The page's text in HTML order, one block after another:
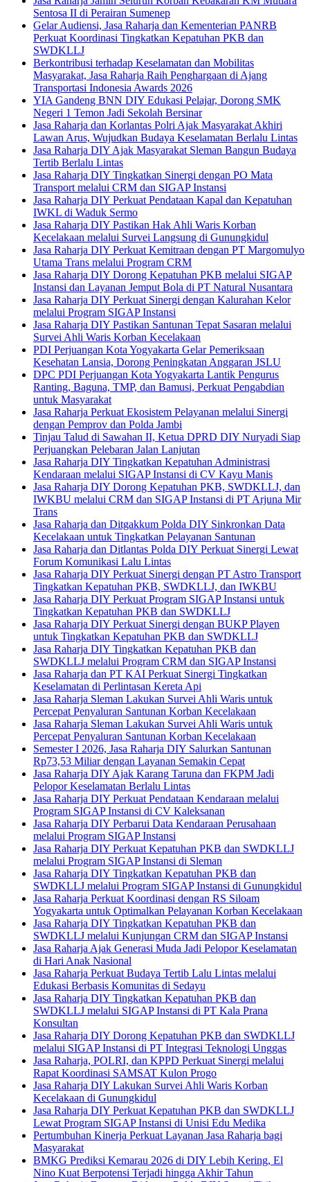
Sentosa II di Perairan Sumenep
Gelar Audiensi, Jasa Raharja dan Kementerian PANRB
Perkuat Koordinasi Tingkatkan Kepatuhan PKB dan
SWDKLLJ
Berkontribusi terhadap Keselamatan dan Mobilitas
Masyarakat, Jasa Raharja Raih Penghargaan di Ajang
Transportasi Indonesia Awards 2026
YIA Gandeng BNN DIY Edukasi Pelajar, Dorong SMK
Negeri 1 Temon Jadi Sekolah Bersinar
Jasa Raharja dan Korlantas Polri Ajak Masyarakat Akhiri
Lawan Arus, Wujudkan Budaya Keselamatan Berlalu Lintas
Jasa Raharja DIY Ajak Masyarakat Sleman Bangun Budaya
Tertib Berlalu Lintas
Jasa Raharja DIY Tingkatkan Sinergi dengan PO Mata
Transport melalui CRM dan SIGAP Instansi
Jasa Raharja DIY Perkuat Pendataan Kapal dan Kepatuhan
IWKL di Waduk Sermo
Jasa Raharja DIY Pastikan Hak Ahli Waris Korban
Kecelakaan melalui Survei Langsung di Gunungkidul
Jasa Raharja DIY Perkuat Kemitraan dengan PT Margomulyo
Utama Trans melalui Program CRM
Jasa Raharja DIY Dorong Kepatuhan PKB melalui SIGAP
Instansi dan Layanan Jemput Bola di PT Natural Nusantara
Jasa Raharja DIY Perkuat Sinergi dengan Kalurahan Kelor
melalui Program SIGAP Instansi
Jasa Raharja DIY Pastikan Santunan Tepat Sasaran melalui
Survei Ahli Waris Korban Kecelakaan
PDI Perjuangan Kota Yogyakarta Gelar Pemeriksaan
Kesehatan Lansia, Dorong Peningkatan Anggaran JSLU
DPC PDI Perjuangan Kota Yogyakarta Lantik Pengurus
Ranting, Baguna, TMP, dan Bamusi, Perkuat Pengabdian
untuk Masyarakat
Jasa Raharja Perkuat Ekosistem Pelayanan melalui Sinergi
dengan Pemprov dan Polda Jambi
Tinjau Talud di Sawahan II, Ketua DPRD DIY Nuryadi Siap
Perjuangkan Pelebaran Jalan Lanjutan
Jasa Raharja DIY Tingkatkan Kepatuhan Administrasi
Kendaraan melalui SIGAP Instansi di CV Kayu Manis
Jasa Raharja DIY Dorong Kepatuhan PKB, SWDKLLJ, dan
IWKBU melalui CRM dan SIGAP Instansi di PT Arjuna Mir
Trans
Jasa Raharja dan Ditgakkum Polda DIY Sinkronkan Data
Kecelakaan untuk Tingkatkan Pelayanan Santunan
Jasa Raharja dan Ditlantas Polda DIY Perkuat Sinergi Lewat
Forum Komunikasi Lalu Lintas
Jasa Raharja DIY Perkuat Sinergi dengan PT Astro Transport
Tingkatkan Kepatuhan PKB, SWDKLLJ, dan IWKBU
Jasa Raharja DIY Perkuat Program SIGAP Instansi untuk
Tingkatkan Kepatuhan PKB dan SWDKLLJ
Jasa Raharja DIY Perkuat Sinergi dengan BUKP Playen
untuk Tingkatkan Kepatuhan PKB dan SWDKLLJ
Jasa Raharja DIY Tingkatkan Kepatuhan PKB dan
SWDKLLJ melalui Program CRM dan SIGAP Instansi
Jasa Raharja dan PT KAI Perkuat Sinergi Tingkatkan
Keselamatan di Perlintasan Kereta Api
Jasa Raharja Sleman Lakukan Survei Ahli Waris untuk
Percepat Penyaluran Santunan Korban Kecelakaan
Jasa Raharja Sleman Lakukan Survei Ahli Waris untuk
Percepat Penyaluran Santunan Korban Kecelakaan
Semester I 2026, Jasa Raharja DIY Salurkan Santunan
Rp73,53 Miliar dengan Layanan Semakin Cepat
Jasa Raharja DIY Ajak Karang Taruna dan FKPM Jadi
Pelopor Keselamatan Berlalu Lintas
Jasa Raharja DIY Perkuat Pendataan Kendaraan melalui
Program SIGAP Instansi di CV Kaleksanan
Jasa Raharja DIY Perbarui Data Kendaraan Perusahaan
melalui Program SIGAP Instansi
Jasa Raharja DIY Perkuat Kepatuhan PKB dan SWDKLLJ
melalui Program SIGAP Instansi di Sleman
Jasa Raharja DIY Tingkatkan Kepatuhan PKB dan
SWDKLLJ melalui Program SIGAP Instansi di Gunungkidul
Jasa Raharja Perkuat Koordinasi dengan RS Siloam
Yogyakarta untuk Optimalkan Pelayanan Korban Kecelakaan
Jasa Raharja DIY Tingkatkan Kepatuhan PKB dan
SWDKLLJ melalui Kunjungan CRM dan SIGAP Instansi
Jasa Raharja Ajak Generasi Muda Jadi Pelopor Keselamatan
di Hari Anak Nasional
Jasa Raharja Perkuat Budaya Tertib Lalu Lintas melalui
Edukasi Berbasis Komunitas di Sedayu
Jasa Raharja DIY Tingkatkan Kepatuhan PKB dan
SWDKLLJ melalui SIGAP Instansi di PT Kala Prana
Konsultan
Jasa Raharja DIY Dorong Kepatuhan PKB dan SWDKLLJ
melalui SIGAP Instansi di PT Integrasi Teknologi Unggas
Jasa Raharja, POLRI, dan KPPD Perkuat Sinergi melalui
Rapat Koordinasi SAMSAT Kulon Progo
Jasa Raharja DIY Lakukan Survei Ahli Waris Korban
Kecelakaan di Gunungkidul
Jasa Raharja DIY Perkuat Kepatuhan PKB dan SWDKLLJ
Lewat Program SIGAP Instansi di Unisi Edu Medika
Pertumbuhan Kinerja Perkuat Layanan Jasa Raharja bagi
Masyarakat
BMKG Prediksi Kemarau 2026 di DIY Lebih Kering, El
Nino Kuat Berpotensi Terjadi hingga Akhir Tahun